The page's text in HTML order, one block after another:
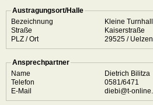
Austragungsort/Halle
Bezeichnung
Kleine
Straße
Kaiserstraße
PLZ / Ort
29525 / Uelzen
Ansprechpartner
Name
Dietrich Bilitza
Telefon
0581/6471
E-Mail
diebi@t-